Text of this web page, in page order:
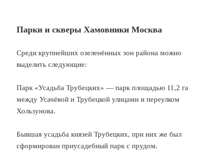
Парки и скверы Хамовники Москва
Среди крупнейших озеленённых зон района можно
выделить следующие:
Парк «Усадьба Трубецких» — парк площадью 11,2 га
между Усачёвой и Трубецкой улицами и переулком
Хользунова.
Бывшая усадьба князей Трубецких, при них же был
сформирован приусадебный парк с прудом.